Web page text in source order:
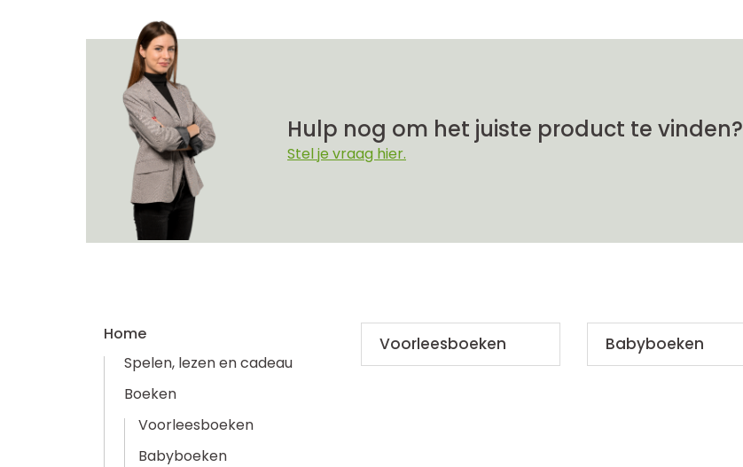
Hulp nog om het juiste product te vinden?
Stel je vraag hier.
Home
Spelen, lezen en cadeau
Boeken
Voorleesboeken
Babyboeken
Voorleesboeken Babyboeken